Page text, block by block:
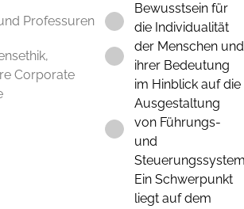
Professuren
Corporate
Bewusstsein für
die Individualität
der Menschen und
ihrer Bedeutung
im Hinblick auf die
Ausgestaltung
von Führungs-
und
Ein Schwerpunkt
liegt auf dem